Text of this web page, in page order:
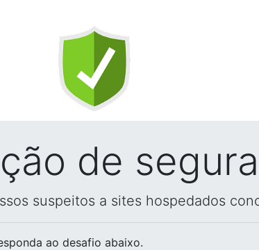
de
suspeitos a sites hospedados
ao desafio abaixo.